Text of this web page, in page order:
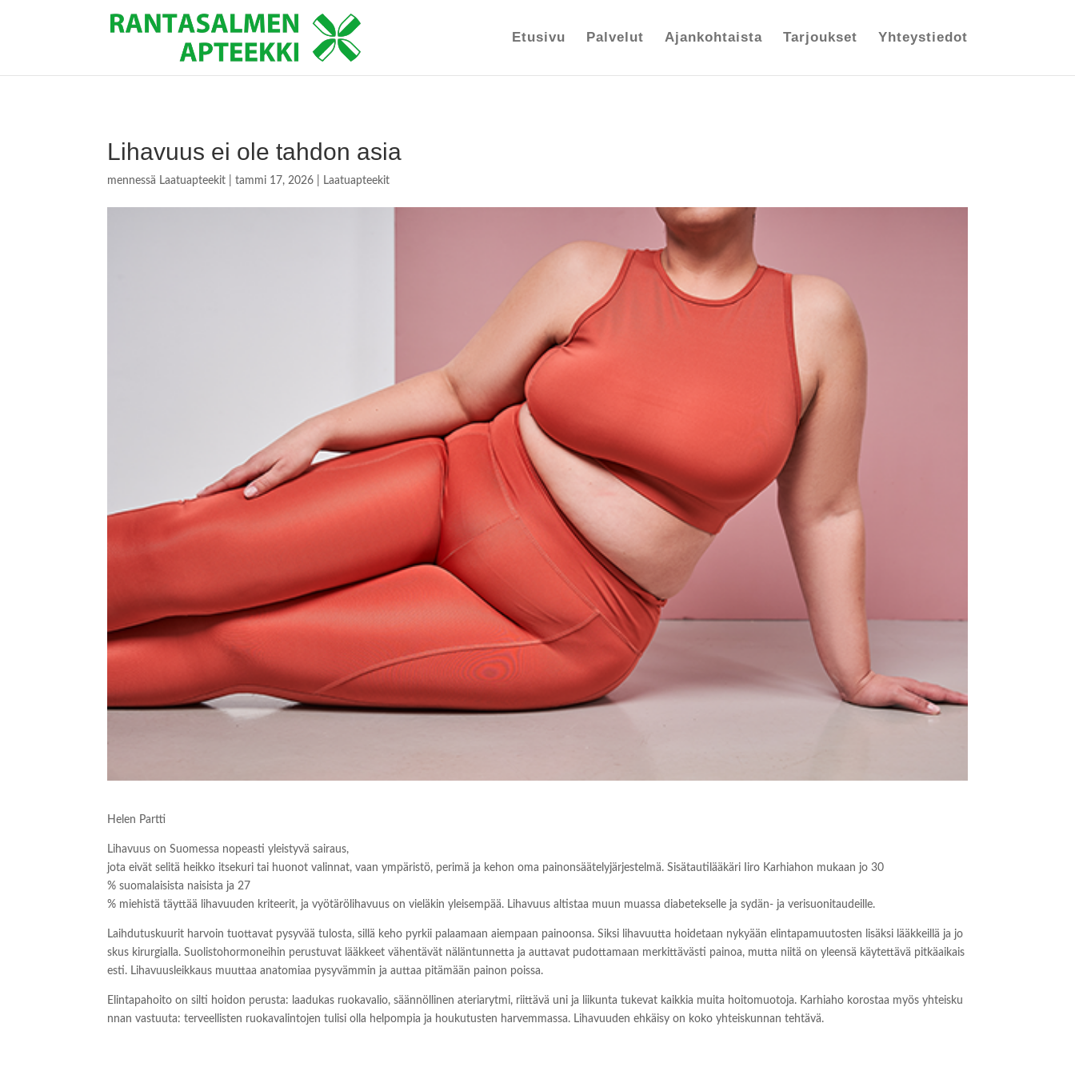
Etusivu Palvelut Ajankohtaista Tarjoukset Yhteystiedot
Lihavuus ei ole tahdon asia
mennessä Laatuapteekit |tammi 17, 2026 Laatuapteekit
Helen Partti
Lihavuus on Suomessa nopeasti yleistyvä sairaus,
jota eivät selitä heikko itsekuri tai huonot valinnat, vaan ympäristö, perimä ja kehon oma painonsäätelyjärjestelmä. Sisätautilääkäri Iiro Karhiahon mukaan jo 30
% suomalaisista naisista ja 27
% miehistä täyttää lihavuuden kriteerit, ja vyötärölihavuus on vieläkin yleisempää. Lihavuus altistaa muun muassa diabetekselle ja sydän- ja verisuonitaudeille.
Laihdutuskuurit harvoin tuottavat pysyvää tulosta, sillä keho pyrkii palaamaan aiempaan painoonsa. Siksi lihavuutta hoidetaan nykyään elintapamuutosten lisäksi lääkkeillä ja jo
skus kirurgialla. Suolistohormoneihin perustuvat lääkkeet vähentävät näläntunnetta ja auttavat pudottamaan merkittävästi painoa, mutta niitä on yleensä käytettävä pitkäaikais
esti. Lihavuusleikkaus muuttaa anatomiaa pysyvämmin ja auttaa pitämään painon poissa.
Elintapahoito on silti hoidon perusta: laadukas ruokavalio, säännöllinen ateriarytmi, riittävä uni ja liikunta tukevat kaikkia muita hoitomuotoja. Karhiaho korostaa myös yhteisku
nnan vastuuta: terveellisten ruokavalintojen tulisi olla helpompia ja houkutusten harvemmassa. Lihavuuden ehkäisy on koko yhteiskunnan tehtävä.